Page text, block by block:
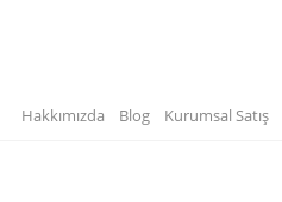
Hakkımızda Blog Kurumsal Satış